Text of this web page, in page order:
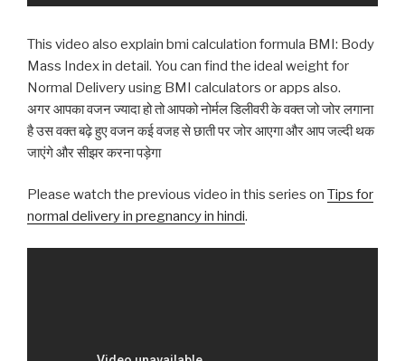
This video also explain bmi calculation formula BMI: Body
Mass Index in detail. You can find the ideal weight for
Normal Delivery using BMI calculators or apps also.
अगर आपका वजन ज्यादा हो तो आपको नोर्मल डिलीवरी के वक्त जो जोर लगाना
है उस वक्त बढ़े हुए वजन कई वजह से छाती पर जोर आएगा और आप जल्दी थक
जाएंगे और सीझर करना पड़ेगा
Please watch the previous video in this series on Tips for
normal delivery in pregnancy in hindi.